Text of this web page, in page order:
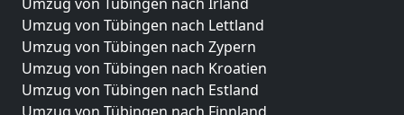
Umzug von Tübingen nach Lettland
Umzug von Tübingen nach Zypern
Umzug von Tübingen nach Kroatien
Umzug von Tübingen nach Estland
Umzug von Tübingen nach Finnland